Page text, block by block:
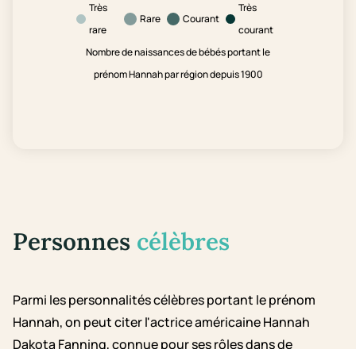
Très
rare
Rare Courant
Très
courant
Nombre de naissances de bébés portant le
prénom Hannah par région depuis 1900
Personnes célèbres
Parmi les personnalités célèbres portant le prénom
Hannah, on peut citer l'actrice américaine Hannah
Dakota Fanning, connue pour ses rôles dans de